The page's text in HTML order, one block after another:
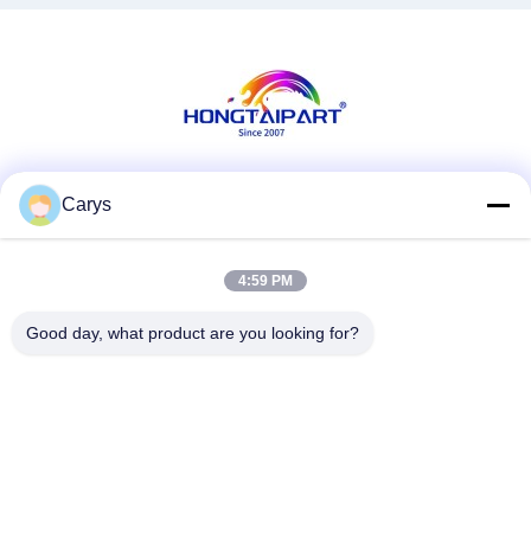
Carys
4:59 PM
Good day, what product are you looking for?